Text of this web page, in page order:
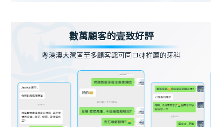
數萬顧客的壹致好評
粵港澳大灣區至多顧客認可同口碑推薦的牙科